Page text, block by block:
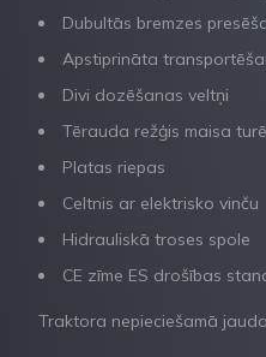
Dubultās bremzes
Apstiprināta
Divi dozēšanas veltņi
Tērauda režģis maisa
Platas riepas
Celtnis ar elektrisko vinču
Hidrauliskā troses spole
CE zīme ES drošības
Traktora nepieciešamā